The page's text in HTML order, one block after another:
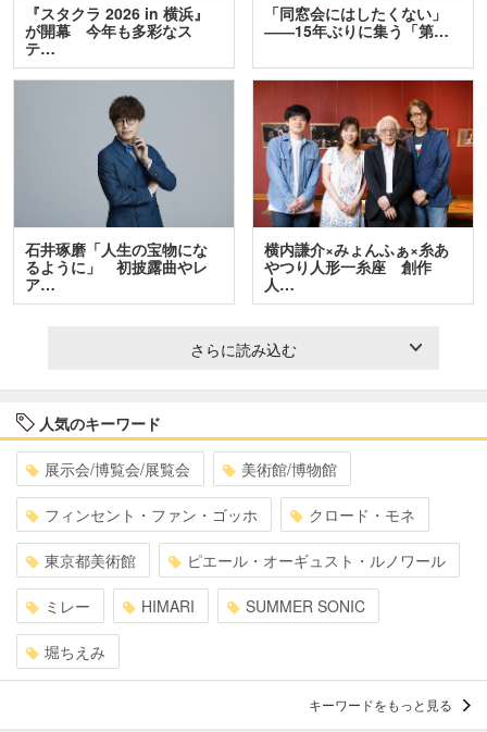
『スタクラ 2026 in 横浜』
が開幕 今年も多彩なス
テ…
「同窓会にはしたくない」
――15年ぶりに集う「第…
石井琢磨「人生の宝物にな
るように」 初披露曲やレ
ア…
横内謙介×みょんふぁ×糸あ
やつり人形一糸座 創作
人…
さらに読み込む
人気のキーワード
展示会/博覧会/展覧会 美術館/博物館
フィンセント・ファン・ゴッホ クロード・モネ
東京都美術館 ピエール・オーギュスト・ルノワール
ミレー HIMARI SUMMER SONIC
堀ちえみ
キーワードをもっと見る